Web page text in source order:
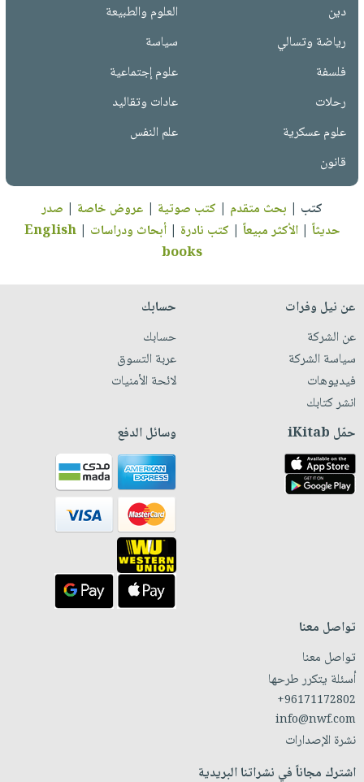
دين
العلوم والطبيعة
رياضة وتسالي
سياسة
فلسفة
علوم إجتماعية
رحلات
عادات وتقاليد
علوم عسكرية
علم النفس
قانون
كتب | بحث متقدم | كتب صوتية | عروض خاصة | صدر
حديثاً |الأكثر مبيعاً | كتب نادرة |أبحاث ودراسات |
English
books
عن نيل وفرات
عن الشركة
سياسة الشركة
فيديوهات
انشر كتابك
حسابك
حسابك
عربة التسوق
لائحة الأمنيات
حمّل iKitab وسائل الدفع
تواصل معنا
تواصل معنا
أسئلة يتكرر طرحها
+96171172802
info@nwf.com
نشرة الإصدارات
اشترك مجاناً في نشراتنا البريدية